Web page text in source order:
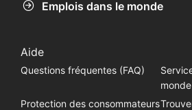
Emplois dans le monde
Aide
Questions fréquentes (FAQ)
monde
Protection des consommateurs